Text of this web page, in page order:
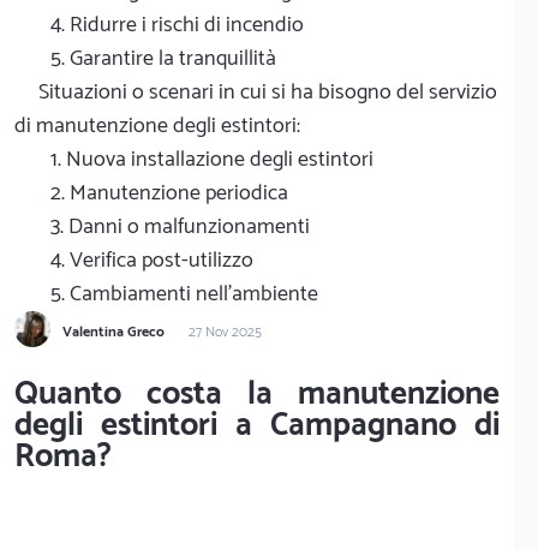
4. Ridurre i rischi di incendio
5. Garantire la tranquillità
Situazioni o scenari in cui si ha bisogno del servizio
di manutenzione degli estintori:
1. Nuova installazione degli estintori
2. Manutenzione periodica
3. Danni o malfunzionamenti
4. Verifica post-utilizzo
5. Cambiamenti nell'ambiente
Valentina Greco 27 Nov 2025
Quanto costa la manutenzione
degli estintori a Campagnano di
Roma?